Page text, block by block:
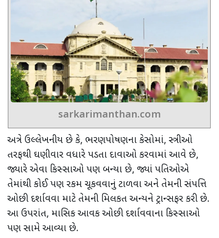
sarkarimanthan.com
અત્રે ઉલ્લેખનીય છે કે, ભરણપોષણના કેસોમાં, સ્ત્રીઓ
તરફથી ઘણીવાર વધારે પડતા દાવાઓ કરવામાં આવે છે,
જ્યારે એવા કિસ્સાઓ પણ બન્યા છે, જ્યાં પતિઓએ
તેમાંથી કોઈ પણ રકમ ચૂકવવાનું ટાળવા અને તેમની સંપત્તિ
ઓછી દર્શાવવા માટે તેમની મિલકત અન્યને ટ્રાન્સફર કરી છે.
આ ઉપરાંત, માસિક આવક ઓછી દર્શાવવાના કિસ્સાઓ
પણ સામે આવ્યા છે.